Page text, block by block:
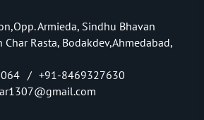
Armieda, Sindhu Bhavan
Char Rasta, Bodakdev,Ahmedabad,
/ +91-8469327630